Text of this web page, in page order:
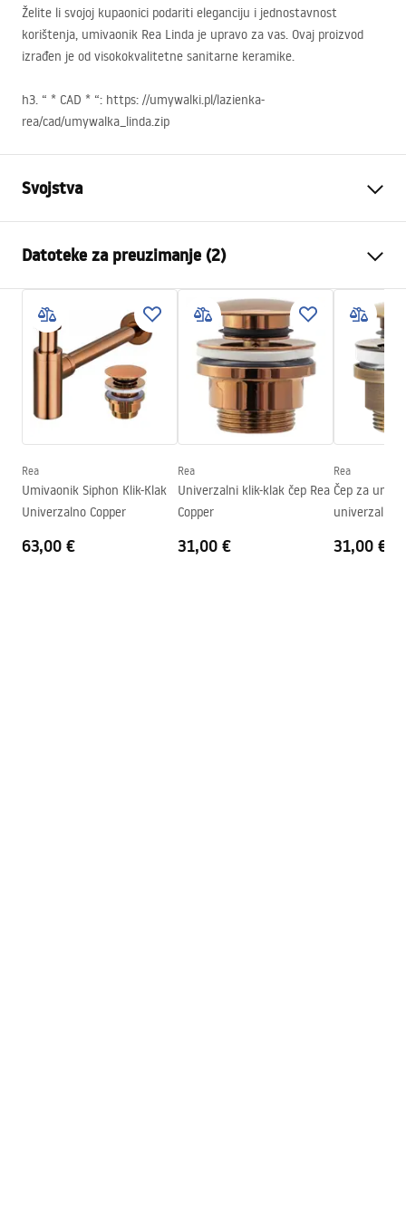
Želite li svojoj kupaonici podariti eleganciju i jednostavnost
korištenja, umivaonik Rea Linda je upravo za vas. Ovaj proizvod
izrađen je od visokokvalitetne sanitarne keramike.
h3. “ * CAD * “: https: //umywalki.pl/lazienka-
rea/cad/umywalka_linda.zip
Svojstva
Materijal
Sanitarna keramika
Boja
Imitacija kamena
Završetak
Sjajni
Duljina
485mm
340mm
145mm
120mm
Oblik
Otvor za slavinu
NE
Datoteke za preuzimanje (2)
Montažne upute
Basin.pdf
Jamstveni uvjeti
Warranty_Terms_and_Conditions_Basins_-_5.pdf
Rea
Umivaonik Siphon Klik-Klak
Univerzalno Copper
63,00 €
Rea
Univerzalni klik-klak čep Rea
Copper
31,00 €
Rea
Čep za
univerzalni
31,00 €